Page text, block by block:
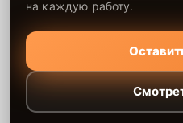
на каждую работу.